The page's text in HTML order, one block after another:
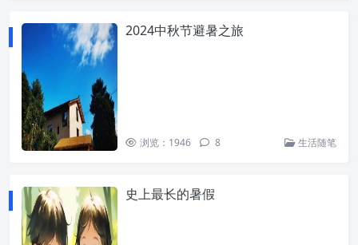
2024中秋节避暑之旅
浏览：1946 8 生活随笔
史上最长的暑假